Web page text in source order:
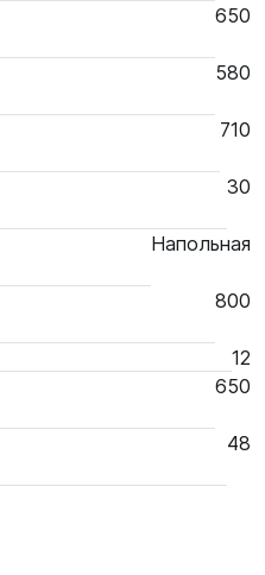
650
580
710
30
Напольная
800
12
650
48